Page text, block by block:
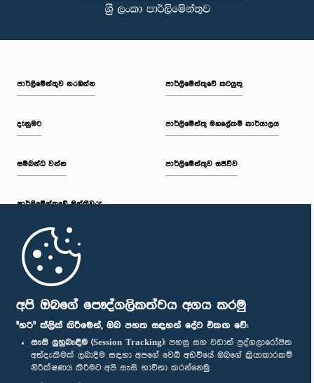
අපි ඔබගේ පෞද්ගලිකත්වය අගය කරමු
"හරි" ක්ලික් කිරීමෙන්, ඔබ පහත සඳහන් දේට එකඟ වේ:
සැසි ලුහුබැඳීම (Session Tracking): පහසු සහ වඩාත් පුද්ගලාරෝපිත
අත්දැකීමක් ලබාදීම සඳහා අපගේ වෙබ් අඩවියේ ඔබගේ ක්‍රියාකාරකම්
නිරීක්ෂණය කිරීමට අපි සැසි භාවිතා කරන්නෙමු.
පාර්ලි‌මේන්තුව නරඹන්න
දැනුමට
සම්බන්ධ වන්න
පාර්ලි‌මේන්තුවේ මන්ත්‍රීවරු
මුල් පිටුව
පාර්ලිමේන්තුවේ කටයුතු
පාර්ලිමේන්තු මහලේකම් කාර්යාලය
පාර්ලිමේන්තුව සජීවීව
පාර්ලිමේන්තු ජංගම යෙදුම
අප හා සම්බන්ධ වී සිටින්න :